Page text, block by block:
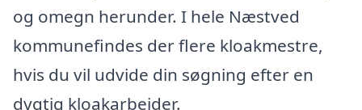
og omegn herunder. I hele Næstved
kommunefindes der flere kloakmestre,
hvis du vil udvide din søgning efter en
dygtig kloakarbejder.